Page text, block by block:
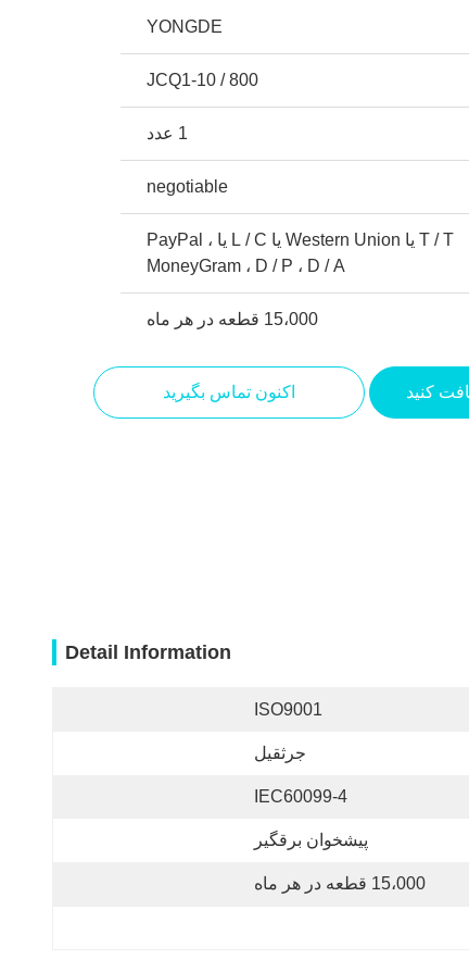
YONGDE
JCQ1-10 / 800
1 عدد
negotiable
T / T یا Western Union یا L / C یا PayPal ،
MoneyGram ، D / P ، D / A
15،000 قطعه در هر ماه
کنید اکنون تماس بگیرید
Detail Information
ISO9001
جرثقیل
IEC60099-4
پیشخوان برقگیر
15،000 قطعه در هر ماه